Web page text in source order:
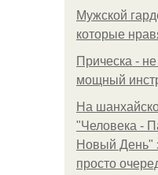
Мужской
которые
Прическа -
мощный
На
"Человека -
Новый День"
просто